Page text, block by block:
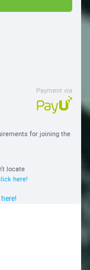
Payment via
for joining the
locate
here!